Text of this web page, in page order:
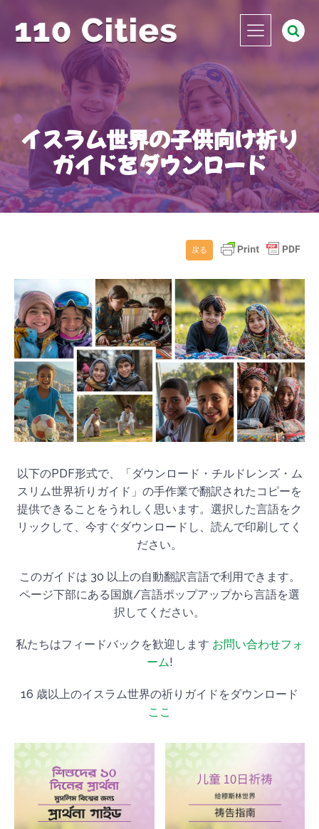
イスラム世界の子供向け祈り
ガイドをダウンロード
戻る
以下のPDF形式で、「ダウンロード・チルドレンズ・ム
スリム世界祈りガイド」の手作業で翻訳されたコピーを
提供できることをうれしく思います。選択した言語をク
リックして、今すぐダウンロードし、読んで印刷してく
ださい。
このガイドは 30 以上の自動翻訳言語で利用できます。
ページ下部にある国旗/言語ポップアップから言語を選
択してください。
私たちはフィードバックを歓迎します お問い合わせフォ
ーム!
16 歳以上のイスラム世界の祈りガイドをダウンロード
ここ